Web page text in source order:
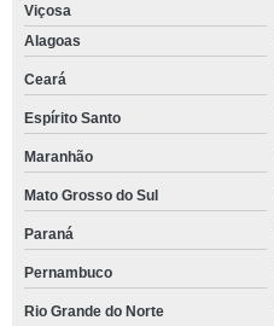
Viçosa
Alagoas
Ceará
Espírito Santo
Maranhão
Mato Grosso do Sul
Paraná
Pernambuco
Rio Grande do Norte